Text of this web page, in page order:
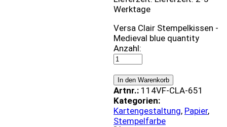
Werktage
Versa Clair Stempelkissen -
Medieval blue quantity
Anzahl:
In den Warenkorb
Artnr.: 114VF-CLA-651
Kategorien:
Kartengestaltung, Papier,
Stempelfarbe